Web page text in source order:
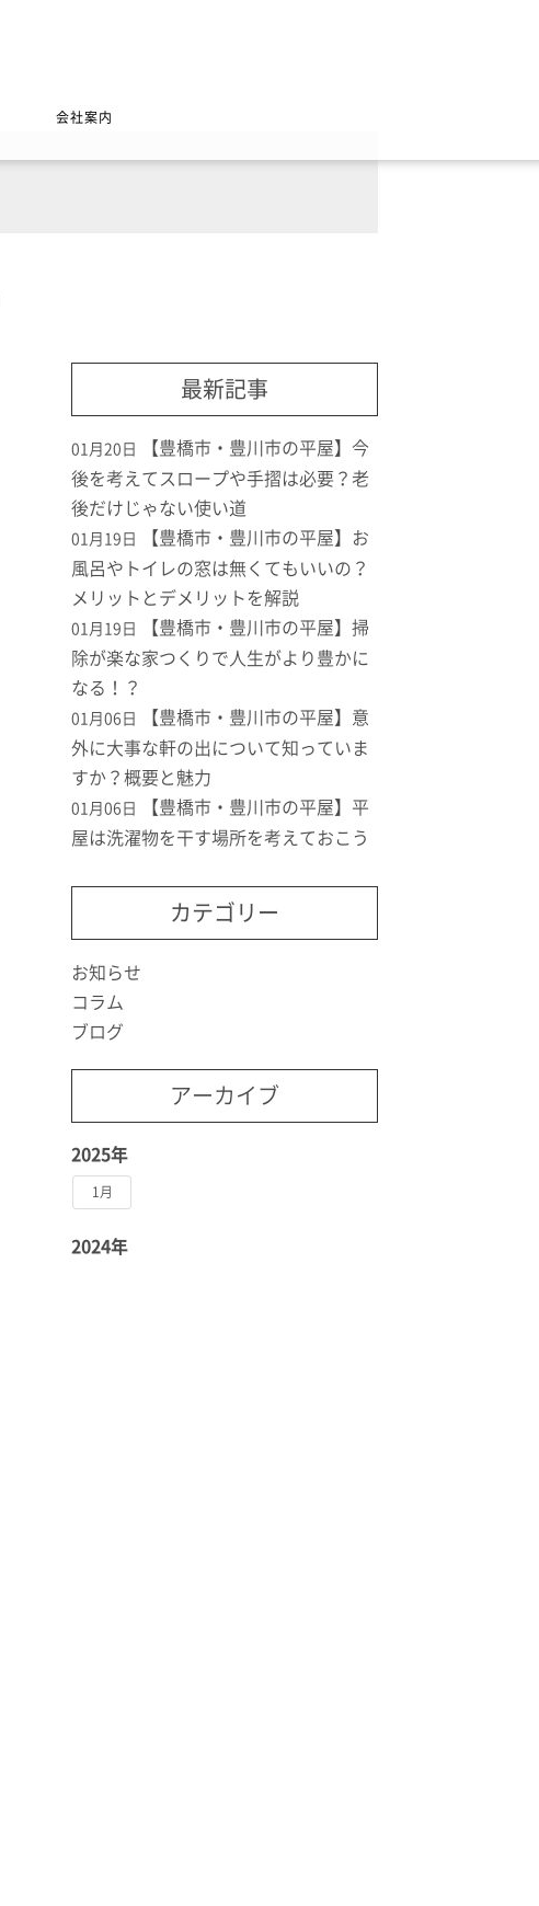
会社案内
最新記事
01月20日
【豊橋市・豊川市の平屋】今
後を考えてスロープや手摺は必要？老
後だけじゃない使い道
01月19日
【豊橋市・豊川市の平屋】お
風呂やトイレの窓は無くてもいいの？
メリットとデメリットを解説
01月19日
【豊橋市・豊川市の平屋】掃
除が楽な家つくりで人生がより豊かに
なる！？
01月06日
【豊橋市・豊川市の平屋】意
外に大事な軒の出について知っていま
すか？概要と魅力
01月06日
【豊橋市・豊川市の平屋】平
屋は洗濯物を干す場所を考えておこう
カテゴリー
お知らせ
コラム
ブログ
アーカイブ
2025年
1月
2024年